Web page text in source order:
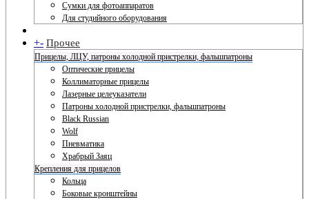
Сумки для фотоаппаратов
Для студийного оборудования
+- Прочее
Прицелы, ЛЦУ, патроны холодной пристрелки, фальшпатроны
Оптические прицелы
Коллиматорные прицелы
Лазерные целеуказатели
Патроны холодной пристрелки, фальшпатроны
Black Russian
Wolf
Пневматика
Храбрый Заяц
Крепления для прицелов
Кольца
Боковые кронштейны